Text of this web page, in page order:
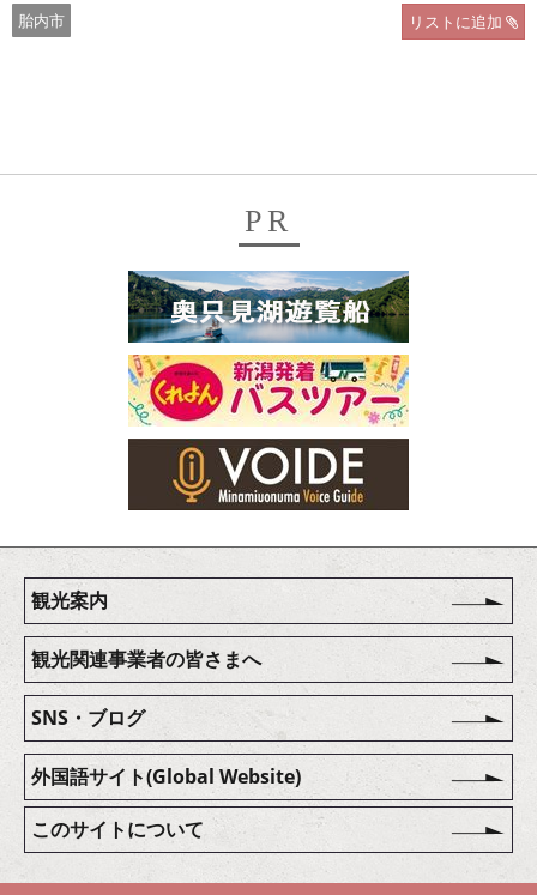
胎内市 リストに追加
PR
観光案内
観光関連事業者の皆さまへ
SNS・ブログ
外国語サイト(Global Website)
このサイトについて